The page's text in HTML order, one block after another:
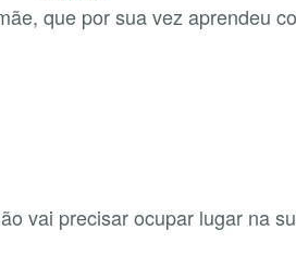
que por sua vez aprendeu
vai precisar ocupar lugar na